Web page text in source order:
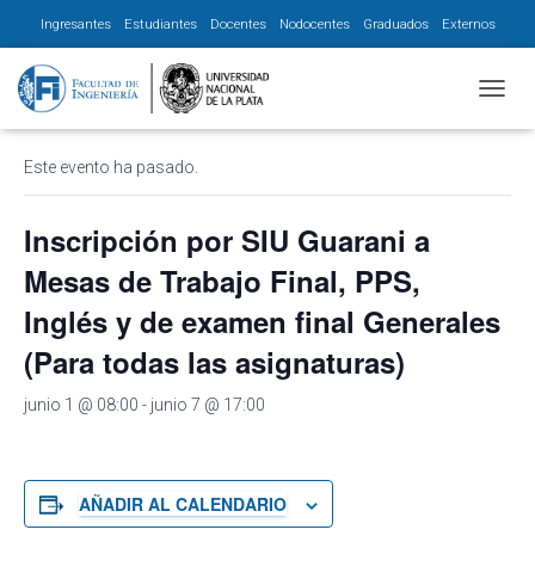
Ingresantes Estudiantes Docentes Nodocentes Graduados Externos
« Todos los Eventos
Este evento ha pasado.
Inscripción por SIU Guarani a
Mesas de Trabajo Final, PPS,
Inglés y de examen final Generales
(Para todas las asignaturas)
junio 1 @ 08:00 - junio 7 @ 17:00
AÑADIR AL CALENDARIO